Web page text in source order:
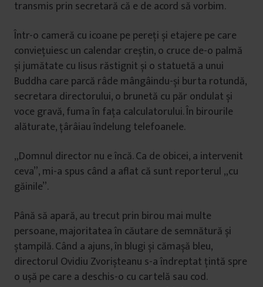
transmis prin secretară că e de acord să vorbim.
Într-o cameră cu icoane pe pereți și etajere pe care
conviețuiesc un calendar creștin, o cruce de-o palmă
și jumătate cu Iisus răstignit și o statuetă a unui
Buddha care parcă râde mângâindu-și burta rotundă,
secretara directorului, o brunetă cu păr ondulat și
voce gravă, fuma în fața calculatorului. În birourile
alăturate, țârâiau îndelung telefoanele.
„Domnul director nu e încă. Ca de obicei, a intervenit
ceva”, mi-a spus când a aflat că sunt reporterul „cu
găinile”.
Până să apară, au trecut prin birou mai multe
persoane, majoritatea în căutare de semnătură și
ștampilă. Când a ajuns, în blugi și cămașă bleu,
directorul Ovidiu Zvorișteanu s-a îndreptat țintă spre
o ușă pe care a deschis-o cu cartelă sau cod.